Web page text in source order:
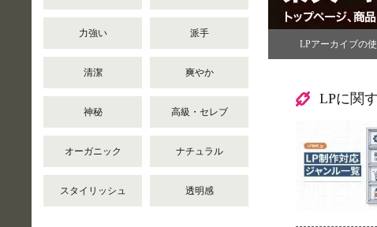
力強い 派手
清潔 爽やか
神秘 高級・セレブ
オーガニック ナチュラル
スタイリッシュ 透明感
LPアーカイブの
LPに関